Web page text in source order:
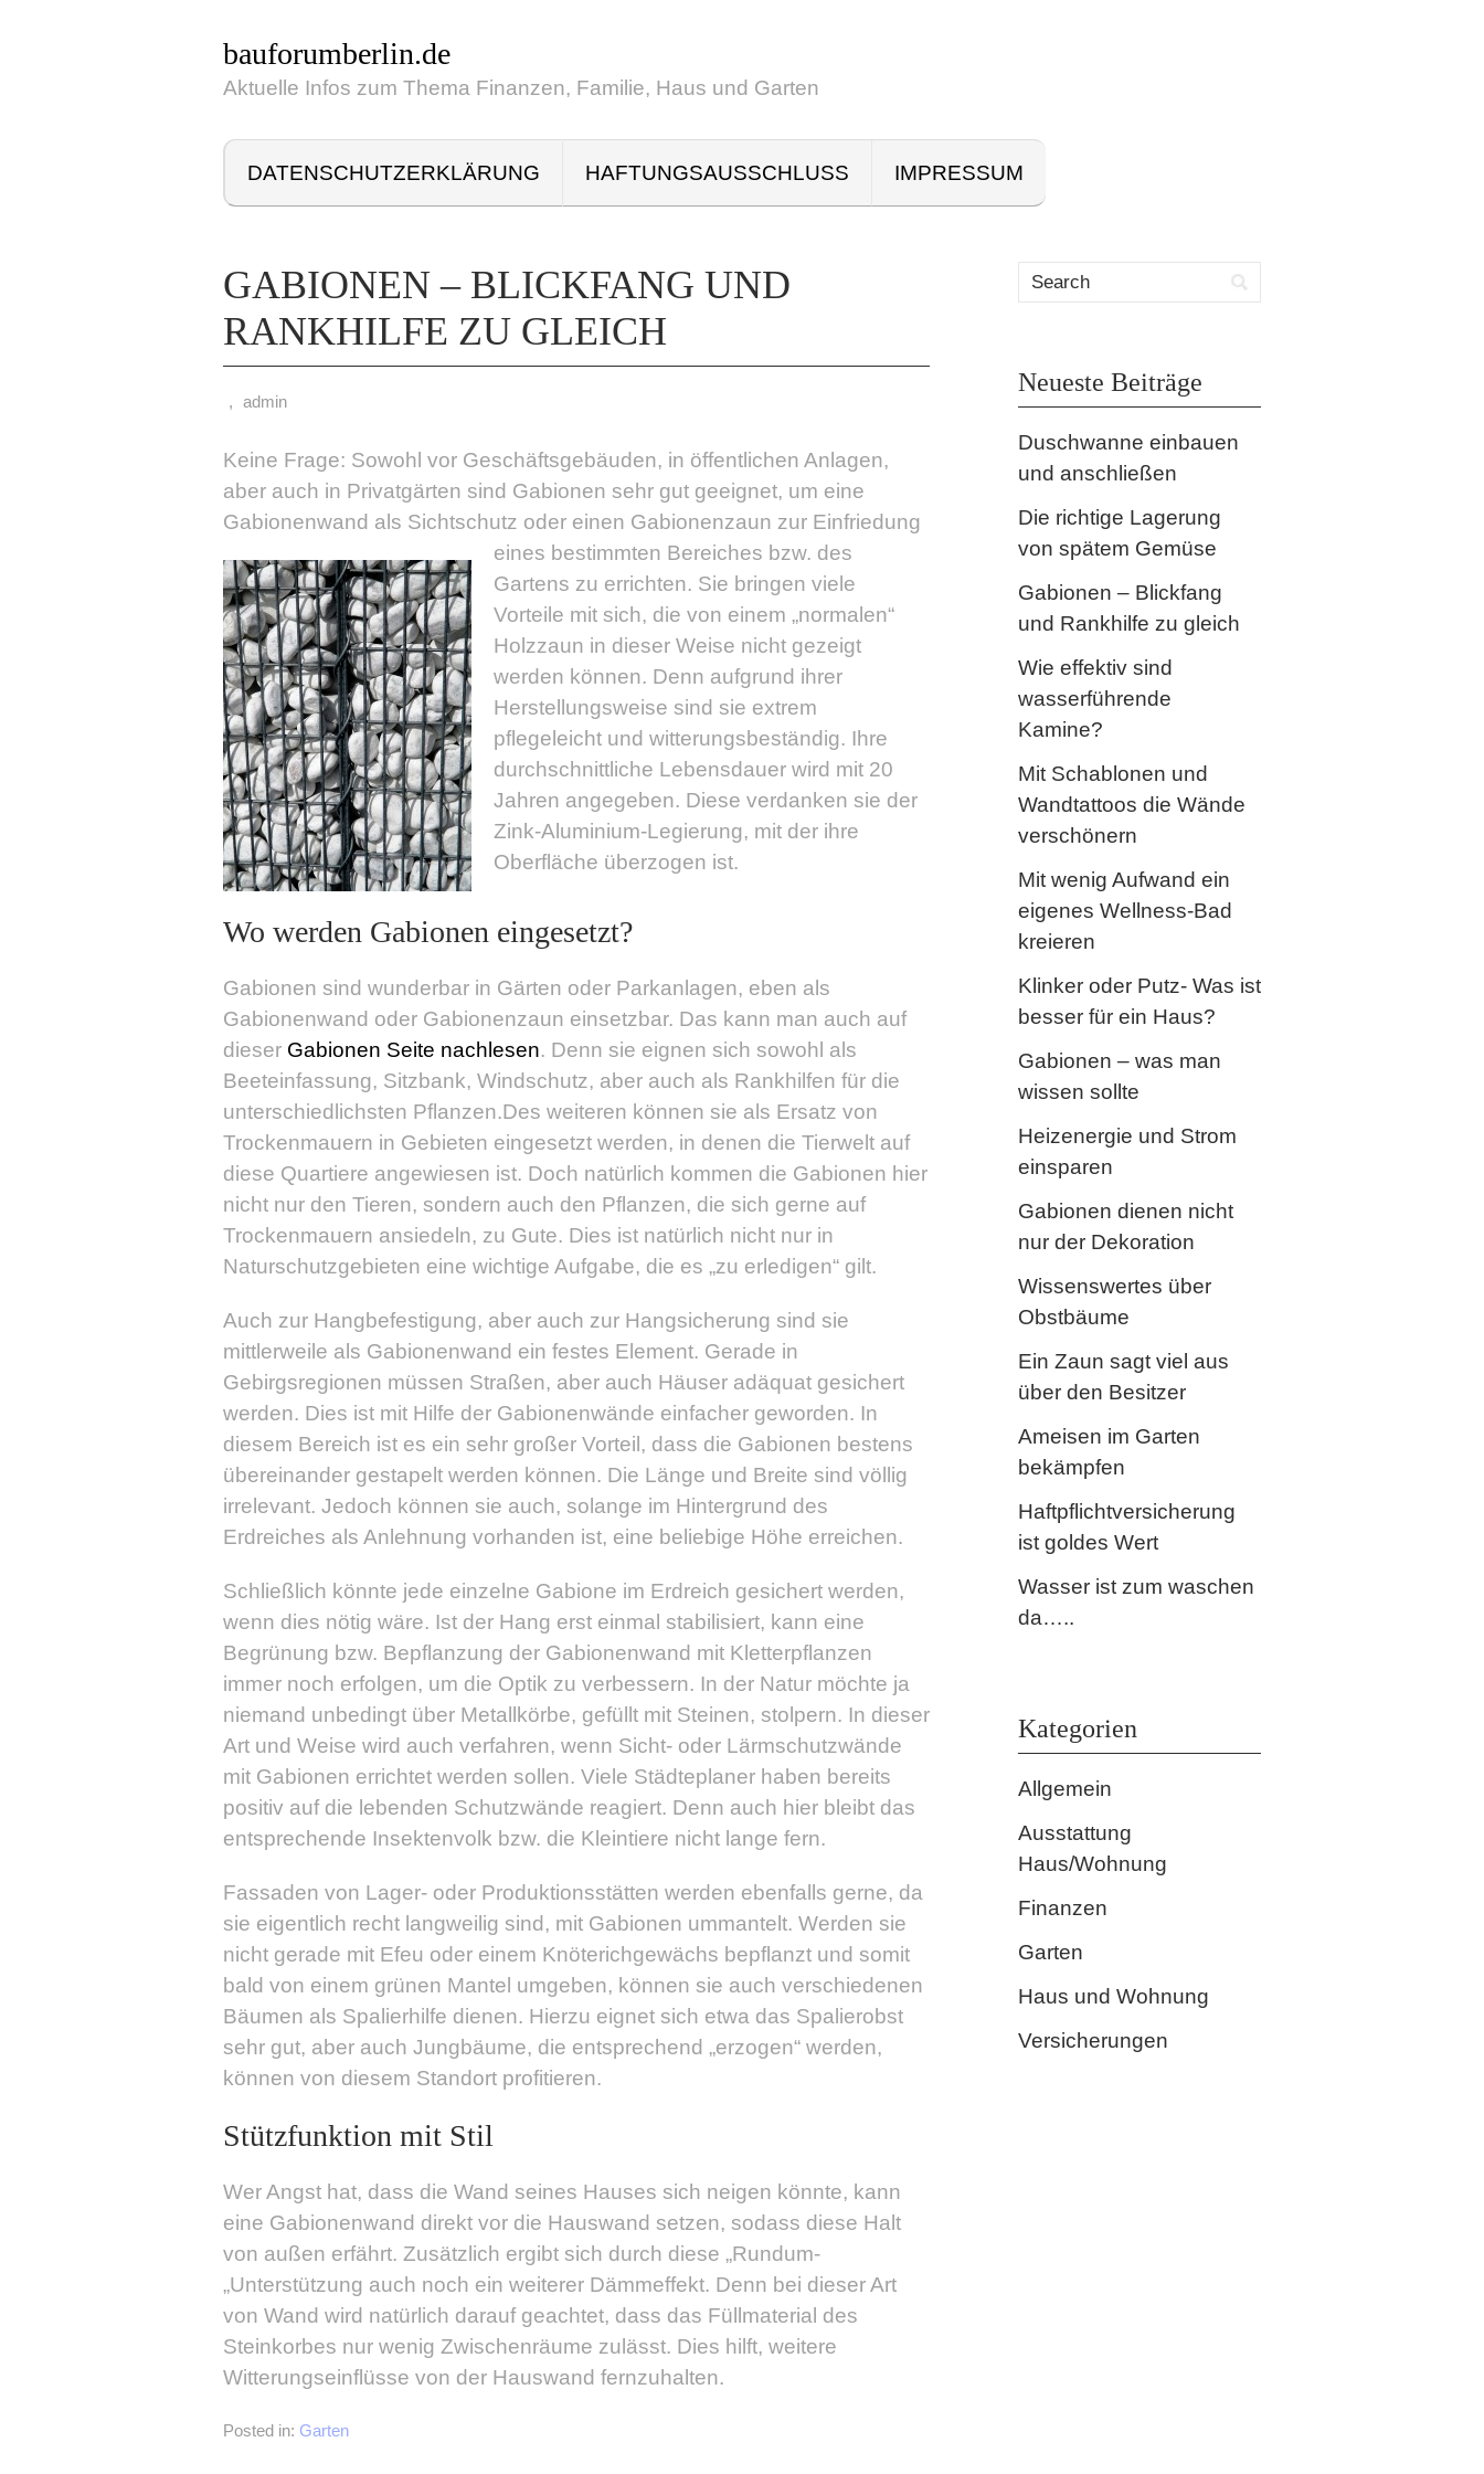
bauforumberlin.de
Aktuelle Infos zum Thema Finanzen, Familie, Haus und Garten
DATENSCHUTZERKLÄRUNG HAFTUNGSAUSSCHLUSS IMPRESSUM
GABIONEN – BLICKFANG UND
RANKHILFE ZU GLEICH
, admin
Keine Frage: Sowohl vor Geschäftsgebäuden, in öffentlichen Anlagen,
aber auch in Privatgärten sind Gabionen sehr gut geeignet, um eine
Gabionenwand als Sichtschutz oder einen Gabionenzaun zur Einfriedung
eines bestimmten Bereiches bzw. des
Gartens zu errichten. Sie bringen viele
Vorteile mit sich, die von einem „normalen“
Holzzaun in dieser Weise nicht gezeigt
werden können. Denn aufgrund ihrer
Herstellungsweise sind sie extrem
pflegeleicht und witterungsbeständig. Ihre
durchschnittliche Lebensdauer wird mit 20
Jahren angegeben. Diese verdanken sie der
Zink-Aluminium-Legierung, mit der ihre
Oberfläche überzogen ist.
Wo werden Gabionen eingesetzt?
Gabionen sind wunderbar in Gärten oder Parkanlagen, eben als
Gabionenwand oder Gabionenzaun einsetzbar. Das kann man auch auf
dieser Gabionen Seite nachlesen. Denn sie eignen sich sowohl als
Beeteinfassung, Sitzbank, Windschutz, aber auch als Rankhilfen für die
unterschiedlichsten Pflanzen.Des weiteren können sie als Ersatz von
Trockenmauern in Gebieten eingesetzt werden, in denen die Tierwelt auf
diese Quartiere angewiesen ist. Doch natürlich kommen die Gabionen hier
nicht nur den Tieren, sondern auch den Pflanzen, die sich gerne auf
Trockenmauern ansiedeln, zu Gute. Dies ist natürlich nicht nur in
Naturschutzgebieten eine wichtige Aufgabe, die es „zu erledigen“ gilt.
Auch zur Hangbefestigung, aber auch zur Hangsicherung sind sie
mittlerweile als Gabionenwand ein festes Element. Gerade in
Gebirgsregionen müssen Straßen, aber auch Häuser adäquat gesichert
werden. Dies ist mit Hilfe der Gabionenwände einfacher geworden. In
diesem Bereich ist es ein sehr großer Vorteil, dass die Gabionen bestens
übereinander gestapelt werden können. Die Länge und Breite sind völlig
irrelevant. Jedoch können sie auch, solange im Hintergrund des
Erdreiches als Anlehnung vorhanden ist, eine beliebige Höhe erreichen.
Schließlich könnte jede einzelne Gabione im Erdreich gesichert werden,
wenn dies nötig wäre. Ist der Hang erst einmal stabilisiert, kann eine
Begrünung bzw. Bepflanzung der Gabionenwand mit Kletterpflanzen
immer noch erfolgen, um die Optik zu verbessern. In der Natur möchte ja
niemand unbedingt über Metallkörbe, gefüllt mit Steinen, stolpern. In dieser
Art und Weise wird auch verfahren, wenn Sicht- oder Lärmschutzwände
mit Gabionen errichtet werden sollen. Viele Städteplaner haben bereits
positiv auf die lebenden Schutzwände reagiert. Denn auch hier bleibt das
entsprechende Insektenvolk bzw. die Kleintiere nicht lange fern.
Fassaden von Lager- oder Produktionsstätten werden ebenfalls gerne, da
sie eigentlich recht langweilig sind, mit Gabionen ummantelt. Werden sie
nicht gerade mit Efeu oder einem Knöterichgewächs bepflanzt und somit
bald von einem grünen Mantel umgeben, können sie auch verschiedenen
Bäumen als Spalierhilfe dienen. Hierzu eignet sich etwa das Spalierobst
sehr gut, aber auch Jungbäume, die entsprechend „erzogen“ werden,
können von diesem Standort profitieren.
Stützfunktion mit Stil
Wer Angst hat, dass die Wand seines Hauses sich neigen könnte, kann
eine Gabionenwand direkt vor die Hauswand setzen, sodass diese Halt
von außen erfährt. Zusätzlich ergibt sich durch diese „Rundum-
„Unterstützung auch noch ein weiterer Dämmeffekt. Denn bei dieser Art
von Wand wird natürlich darauf geachtet, dass das Füllmaterial des
Steinkorbes nur wenig Zwischenräume zulässt. Dies hilft, weitere
Witterungseinflüsse von der Hauswand fernzuhalten.
Posted in: Garten
Neueste Beiträge
Duschwanne einbauen
und anschließen
Die richtige Lagerung
von spätem Gemüse
Gabionen – Blickfang
und Rankhilfe zu gleich
Wie effektiv sind
wasserführende
Kamine?
Mit Schablonen und
Wandtattoos die Wände
verschönern
Mit wenig Aufwand ein
eigenes Wellness-Bad
kreieren
Klinker oder Putz- Was ist
besser für ein Haus?
Gabionen – was man
wissen sollte
Heizenergie und Strom
einsparen
Gabionen dienen nicht
nur der Dekoration
Wissenswertes über
Obstbäume
Ein Zaun sagt viel aus
über den Besitzer
Ameisen im Garten
bekämpfen
Haftpflichtversicherung
ist goldes Wert
Wasser ist zum waschen
da…..
Kategorien
Allgemein
Ausstattung
Haus/Wohnung
Finanzen
Garten
Haus und Wohnung
Versicherungen